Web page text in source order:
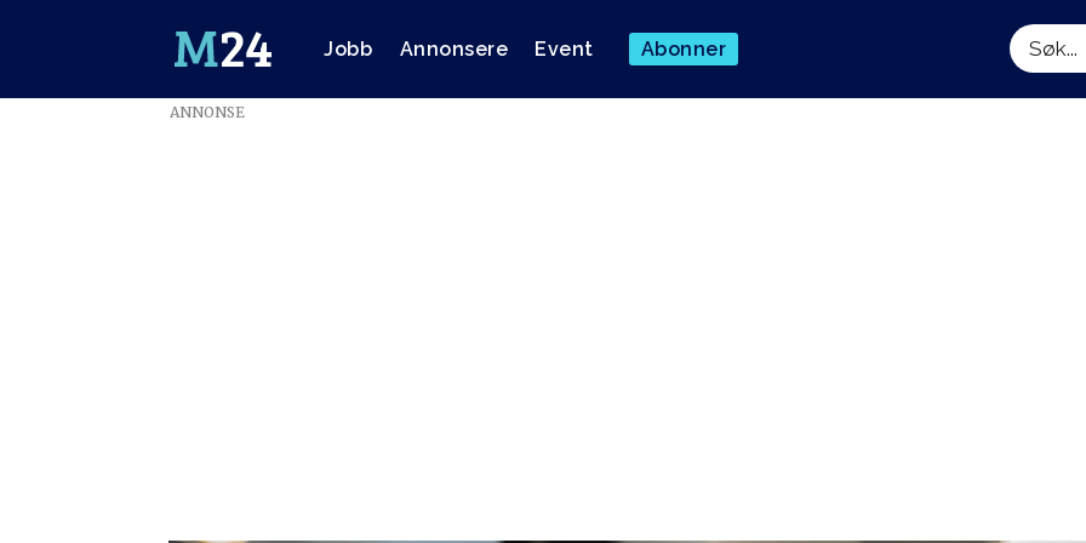
Jobb Annonsere Event Abonner
Søk
ANNONSE